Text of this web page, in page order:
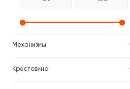
Механизмы
Крестовина